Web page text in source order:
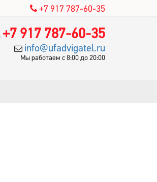
+7 917 787-60-35
+7 917 787-60-35
info@ufadvigatel.ru
Мы работаем с 8:00 до 20:00